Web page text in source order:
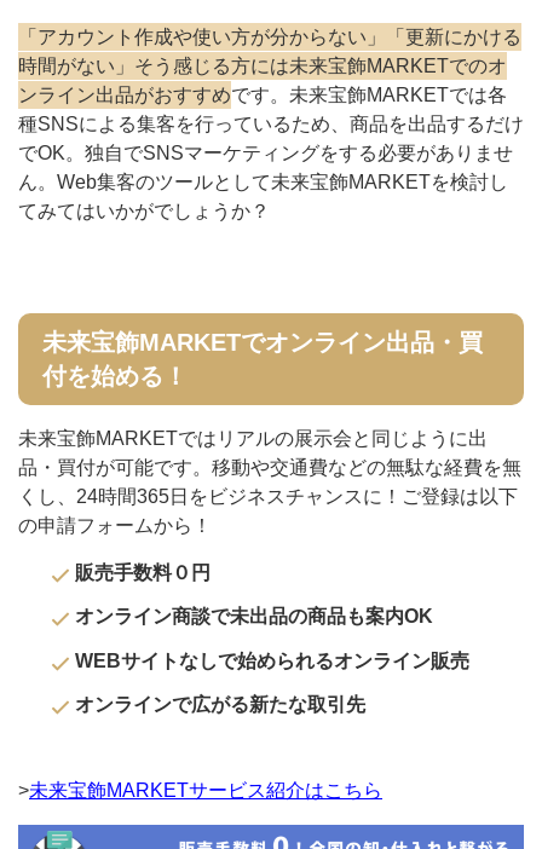
「アカウント作成や使い方が分からない」「更新にかける
時間がない」そう感じる方には未来宝飾MARKETでのオ
ンライン出品がおすすめです。未来宝飾MARKETでは各
種SNSによる集客を行っているため、商品を出品するだけ
でOK。独自でSNSマーケティングをする必要がありませ
ん。Web集客のツールとして未来宝飾MARKETを検討し
てみてはいかがでしょうか？
未来宝飾MARKETでオンライン出品・買
付を始める！
未来宝飾MARKETではリアルの展示会と同じように出
品・買付が可能です。移動や交通費などの無駄な経費を無
くし、24時間365日をビジネスチャンスに！ご登録は以下
の申請フォームから！
販売手数料０円
オンライン商談で未出品の商品も案内OK
WEBサイトなしで始められるオンライン販売
オンラインで広がる新たな取引先
>未来宝飾MARKETサービス紹介はこちら